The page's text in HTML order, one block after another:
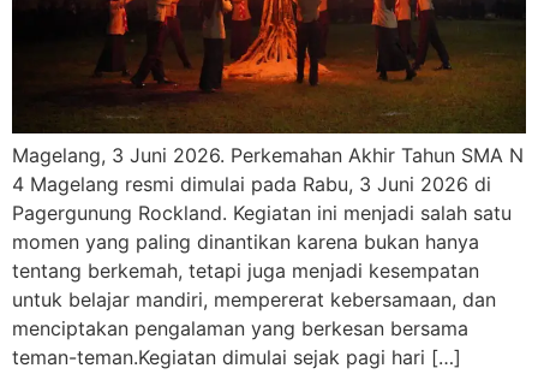
Magelang, 3 Juni 2026. Perkemahan Akhir Tahun SMA N
4 Magelang resmi dimulai pada Rabu, 3 Juni 2026 di
Pagergunung Rockland. Kegiatan ini menjadi salah satu
momen yang paling dinantikan karena bukan hanya
tentang berkemah, tetapi juga menjadi kesempatan
untuk belajar mandiri, mempererat kebersamaan, dan
menciptakan pengalaman yang berkesan bersama
teman-teman.Kegiatan dimulai sejak pagi hari […]